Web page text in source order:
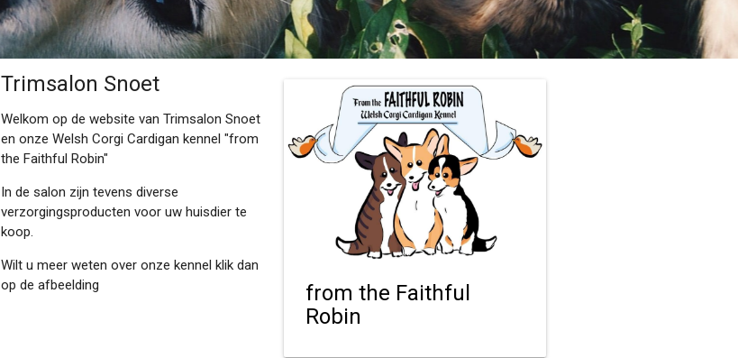
Trimsalon Snoet
Welkom op de website van Trimsalon Snoet
en onze Welsh Corgi Cardigan kennel "from
the Faithful Robin"
In de salon zijn tevens diverse
verzorgingsproducten voor uw huisdier te
koop.
Wilt u meer weten over onze kennel klik dan
op de afbeelding
from the Faithful
Robin